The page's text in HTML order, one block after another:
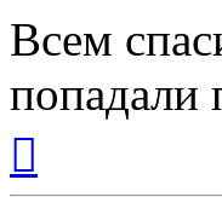
Всем
попадали
началу